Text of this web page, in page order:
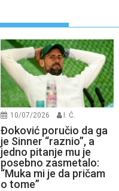
10/07/2026 I. Ć.
Đoković poručio da ga
je Sinner “raznio”, a
jedno pitanje mu je
posebno zasmetalo:
“Muka mi je da pričam
o tome”